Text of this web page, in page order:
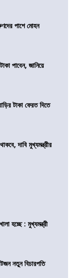
পাশে মোহন
পাবেন, জানিয়ে
টাকা ফেরত দিতে
দাবি মুখ্যমন্ত্রীর
হচ্ছে : মুখ্যমন্ত্রী
নতুন বিচারপতি